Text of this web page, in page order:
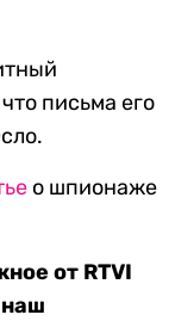
письма его
о шпионаже
от RTVI